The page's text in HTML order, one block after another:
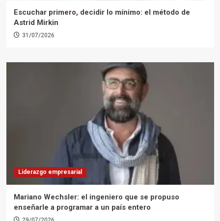
Escuchar primero, decidir lo mínimo: el método de
Astrid Mirkin
31/07/2026
Liderazgo empresarial
Mariano Wechsler: el ingeniero que se propuso
enseñarle a programar a un país entero